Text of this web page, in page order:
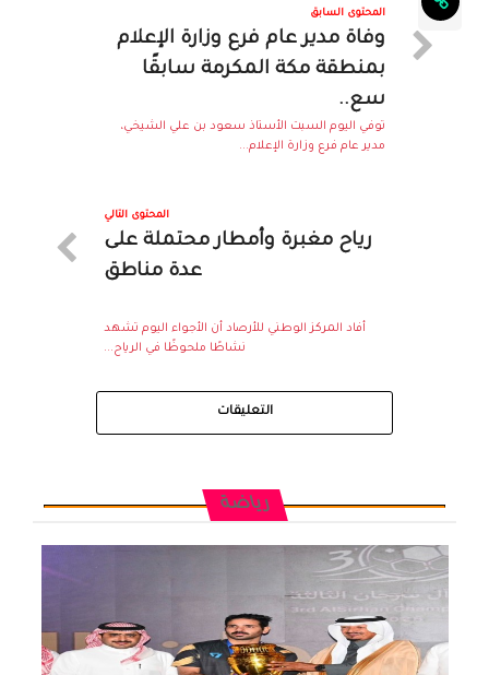
المحتوى السابق
وفاة مدير عام فرع وزارة الإعلام
بمنطقة مكة المكرمة سابقًا
سع..
توفي اليوم السبت الأستاذ سعود بن علي الشيخي،
مدير عام فرع وزارة الإعلام...
المحتوى التالي
رياح مغبرة وأمطار محتملة على
عدة مناطق
أفاد المركز الوطني للأرصاد أن الأجواء اليوم تشهد
نشاطًا ملحوظًا في الرياح...
التعليقات
رياضة